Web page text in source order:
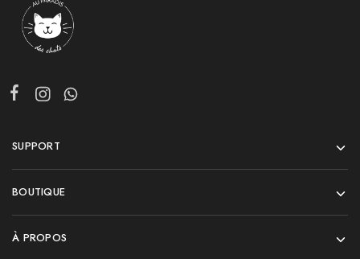
SUPPORT
BOUTIQUE
À PROPOS